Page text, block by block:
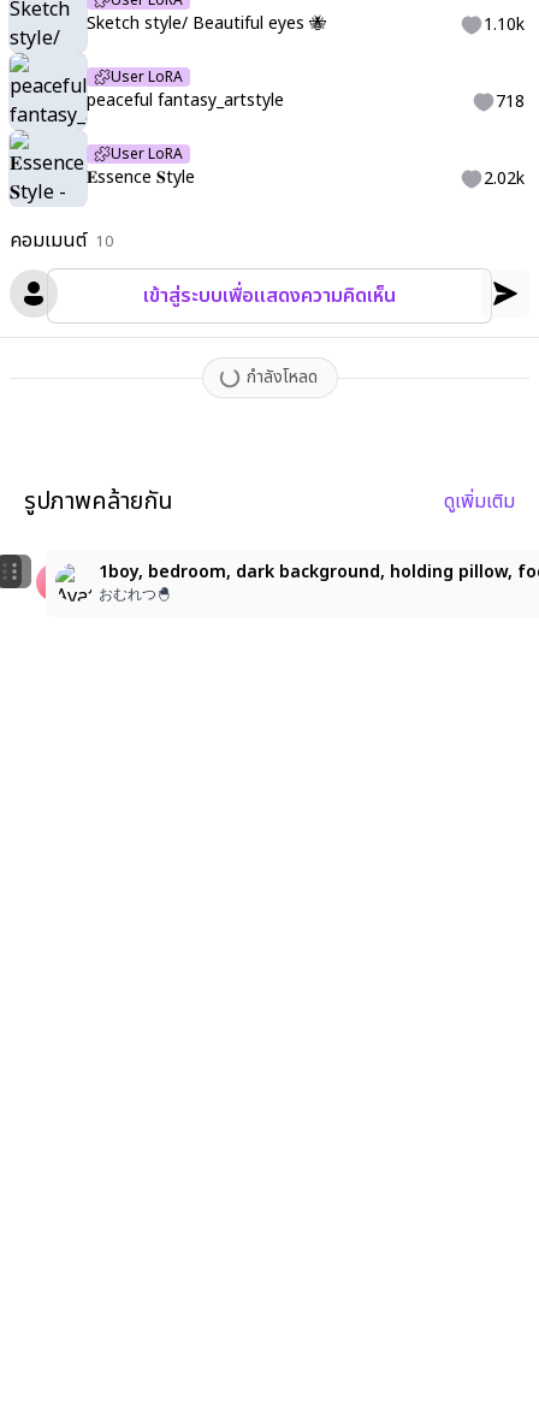
คอมเมนต์ 10
เข้าสู่ระบบเพื่อแสดงความคิดเห็น
กำลังโหลด
Sketch style/ Beautiful eyes 🐝 1.10k
User LoRA
peaceful fantasy_artstyle 718
User LoRA
𝐄ssence 𝐒tyle 2.02k
รูปภาพคล้ายกัน ดูเพิ่มเติม
1boy, solo, looking at viewer, handsome, mature,
kanaa
1boy, solo, looking at viewer, handsome, mature,
kanaa
1boy, bedroom, dark background, holding pillow,
おむれつ🐣